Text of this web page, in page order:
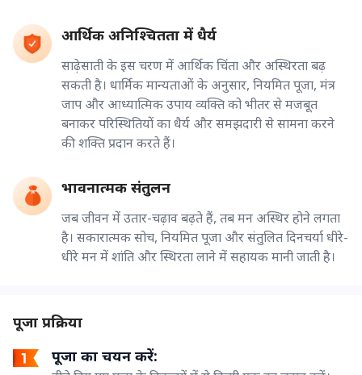
आर्थिक अनिश्चितता में धैर्य
साढ़ेसाती के इस चरण में आर्थिक चिंता और अस्थिरता बढ़
सकती है। धार्मिक मान्यताओं के अनुसार, नियमित पूजा, मंत्र
जाप और आध्यात्मिक उपाय व्यक्ति को भीतर से मजबूत
बनाकर परिस्थितियों का धैर्य और समझदारी से सामना करने
की शक्ति प्रदान करते हैं।
भावनात्मक संतुलन
जब जीवन में उतार-चढ़ाव बढ़ते हैं, तब मन अस्थिर होने लगता
है। सकारात्मक सोच, नियमित पूजा और संतुलित दिनचर्या धीरे-
धीरे मन में शांति और स्थिरता लाने में सहायक मानी जाती है।
पूजा प्रक्रिया
पूजा का चयन करें: